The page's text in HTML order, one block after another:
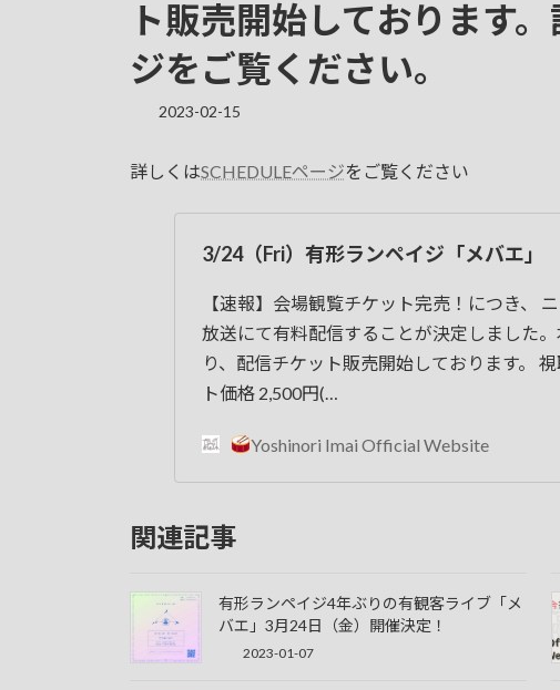
ト販売開始しております
ジをご覧ください。
2023-02-15
詳しくはSCHEDULEページをご覧ください
3/24（Fri）有形ランペイジ「メバエ」
【速報】会場観覧チケット完売！につき、
放送にて有料配信することが決定しました。
り、配信チケット販売開始しております。
ト価格 2,500円(…
Yoshinori Imai Official Website
関連記事
有形ランペイジ4年ぶりの有観客ライブ「メ
バエ」3月24日（金）開催決定！
2023-01-07